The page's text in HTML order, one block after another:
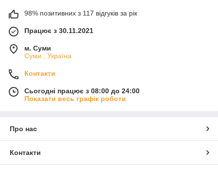
98% позитивних з 117 відгуків за рік
Працює з 30.11.2021
м. Суми
Суми , Україна
Контакти
Сьогодні працює з 08:00 до 24:00
Показати весь графік роботи
Про нас
Контакти